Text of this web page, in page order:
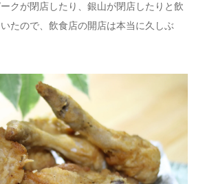
クが閉店したり、銀山が閉店したりと飲
たので、飲食店の開店は本当に久しぶ